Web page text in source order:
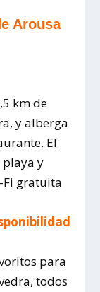
Arousa
km de
y alberga
El
playa y
Fi gratuita
para
todos